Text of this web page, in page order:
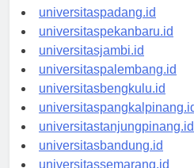
universitasmedan.id
universitaspadang.id
universitaspekanbaru.id
universitasjambi.id
universitaspalembang.id
universitasbengkulu.id
universitaspangkalpinang.id
universitastanjungpinang.id
universitasbandung.id